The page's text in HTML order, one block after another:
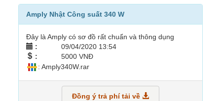
Amply Nhật Công suất 340 W
Đây là Amply có sơ đồ rất chuẩn và thông dụng
: 09/04/2020 13:54
: 5000 VNĐ
: Amply340W.rar
Đồng ý trả phí tải về